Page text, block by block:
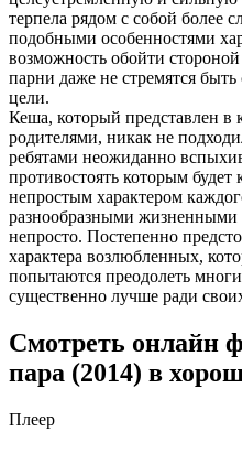
терпела рядом с собой более
подобными особенностями
возможность обойти
парни даже не стремятся
цели.
Кеша, который представлен в
родителями, никак не
ребятами неожиданно
противостоять которым
непростым характером
разнообразными жизненными
непросто. Постепенно
характера возлюбленных,
попытаются преодолеть
существенно лучше ради
Смотреть онлайн
пара (2014) в
Плеер